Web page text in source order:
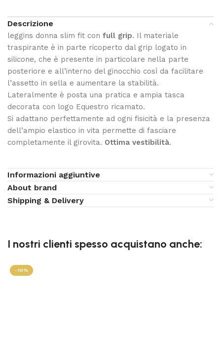
Descrizione
leggins donna slim fit con full grip. Il materiale
traspirante è in parte ricoperto dal grip logato in
silicone, che è presente in particolare nella parte
posteriore e all’interno del ginocchio così da facilitare
l’assetto in sella e aumentare la stabilità.
Lateralmente è posta una pratica e ampia tasca
decorata con logo Equestro ricamato.
Si adattano perfettamente ad ogni fisicità e la presenza
dell’ampio elastico in vita permette di fasciare
completamente il girovita. Ottima vestibilità.
Informazioni aggiuntive
About brand
Shipping & Delivery
I nostri clienti spesso acquistano anche:
-10%